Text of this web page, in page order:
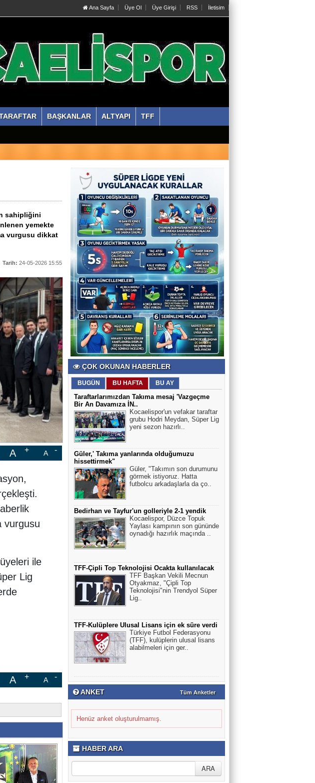
Ana Sayfa Üye Ol Üye Girişi RSS İletisim
BAŞKANLAR ALTYAPI TFF
sahipliğini
yemekte
vurgusu dikkat
Tarih: 24-05-2026 15:55
A A
vurgusu
ile
Lig
A A
ÇOK OKUNAN HABERLER
BUGÜN BU HAFTA BU AY
Taraftarlarımızdan Takıma mesaj 'Vazgeçme
Bir An Davamıza İN..
Kocaelispor'un vefakar taraftar
grubu Hodri Meydan, Süper Lig
yeni sezon hazırlı..
Güler,' Takıma yanlarında olduğumuzu
hissettirmek"
Güler, "Takımın son durumunu
görmek istiyoruz. Hatta
futbolcu arkadaşlarla da ço..
Bedirhan ve Tayfur'un golleriyle 2-1 yendik
Kocaelispor, Düzce Topuk
Yaylası kampının son gününde
oynadığı hazırlık maçında ..
TFF-Çipli Top Teknolojisi Ocakta kullanılacak
TFF Başkan Vekili Mecnun
Otyakmaz, "Çipli Top
Teknolojisi"nin Trendyol Süper
Lig..
TFF-Kulüplere Ulusal Lisans için ek süre verdi
Türkiye Futbol Federasyonu
(TFF), kulüplerin ulusal lisans
alabilmeleri için ger..
ANKET Tüm Anketler
Henüz anket oluşturulmamış.
HABER ARA